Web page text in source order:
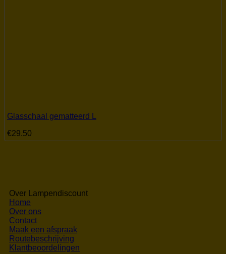
Glasschaal gematteerd L
€29.50
Over Lampendiscount
Home
Over ons
Contact
Maak een afspraak
Routebeschrijving
Klantbeoordelingen